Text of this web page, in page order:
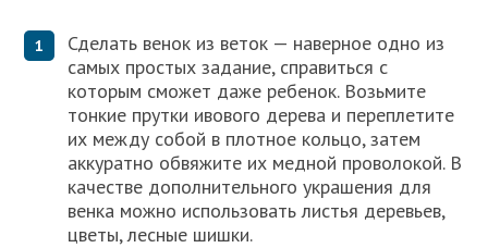
Сделать венок из веток — наверное одно из
самых простых задание, справиться с
которым сможет даже ребенок. Возьмите
тонкие прутки ивового дерева и переплетите
их между собой в плотное кольцо, затем
аккуратно обвяжите их медной проволокой. В
качестве дополнительного украшения для
венка можно использовать листья деревьев,
цветы, лесные шишки.